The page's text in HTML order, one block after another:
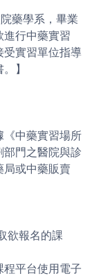
藥學系，畢業
進行中藥實習
受實習單位指導
】
《中藥實習場所
部門之醫院與診
局或中藥販賣
欲報名的課
程平台使用電子